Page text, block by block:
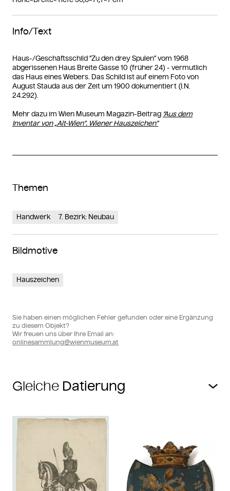
Info/Text
Haus-/Geschäftsschild “Zu den drey Spulen” vom 1968
abgerissenen Haus Breite Gasse 10 (früher 24) - vermutlich
das Haus eines Webers. Das Schild ist auf einem Foto von
August Stauda aus der Zeit um 1900 dokumentiert (I.N.
24.292).
Mehr dazu im Wien Museum Magazin-Beitrag “Aus dem
Inventar von „Alt-Wien“. Wiener Hauszeichen”
Themen
Handwerk 7. Bezirk: Neubau
Bildmotive
Hauszeichen
Sie haben einen möglichen Fehler gefunden oder eine Ergänzung
zu diesem Objekt?
Wir freuen uns über Ihre Email an:
onlinesammlung@wienmuseum.at
Gleiche